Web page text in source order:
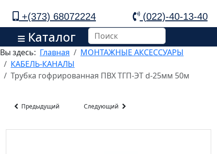
+(373) 68072224 (022)-40-13-40
Каталог
Вы здесь: Главная
МОНТАЖНЫЕ АКСЕССУАРЫ
КАБЕЛЬ-КАНАЛЫ
Трубка гофрированная ПВХ ТГП-ЭТ d-25мм 50м
Предыдущий Следующий